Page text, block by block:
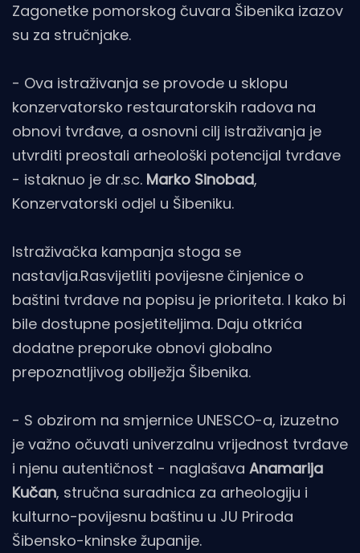
Zagonetke pomorskog čuvara Šibenika izazov
su za stručnjake.
- Ova istraživanja se provode u sklopu
konzervatorsko restauratorskih radova na
obnovi tvrđave, a osnovni cilj istraživanja je
utvrditi preostali arheološki potencijal tvrđave
- istaknuo je dr.sc. Marko Sinobad,
Konzervatorski odjel u Šibeniku.
Istraživačka kampanja stoga se
nastavlja.Rasvijetliti povijesne činjenice o
baštini tvrđave na popisu je prioriteta. I kako bi
bile dostupne posjetiteljima. Daju otkrića
dodatne preporuke obnovi globalno
prepoznatljivog obilježja Šibenika.
- S obzirom na smjernice UNESCO-a, izuzetno
je važno očuvati univerzalnu vrijednost tvrđave
i njenu autentičnost - naglašava Anamarija
Kučan, stručna suradnica za arheologiju i
kulturno-povijesnu baštinu u JU Priroda
Šibensko-kninske županije.